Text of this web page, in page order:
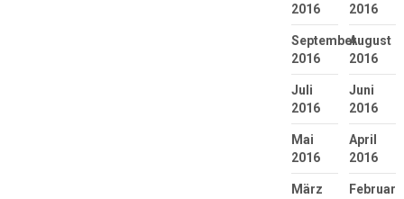
2016 2016
September
2016
August
2016
Juli
2016
Juni
2016
Mai
2016
April
2016
März
Februar